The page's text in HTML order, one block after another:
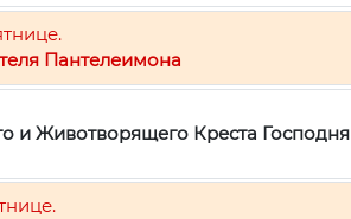
Пантелеимона
и Животворящего Креста Господня